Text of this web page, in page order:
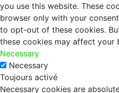
you use this website. These
browser only with your
to opt-out of these cookies.
these cookies may affect your
Necessary
Necessary
Toujours activé
Necessary cookies are